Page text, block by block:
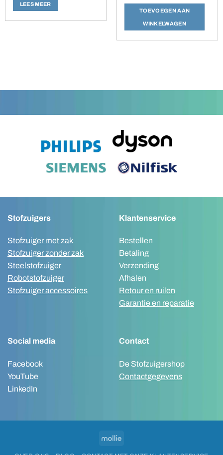
LEES MEER
TOEVOEGEN AAN
WINKELWAGEN
Stofzuigers
Stofzuiger met zak
Stofzuiger zonder zak
Steelstofzuiger
Robotstofzuiger
Stofzuiger accessoires
Klantenservice
Bestellen
Betaling
Verzending
Afhalen
Retour en ruilen
Garantie en reparatie
Social media
Facebook
YouTube
LinkedIn
Contact
De Stofzuigershop
Contactgegevens
Mollie